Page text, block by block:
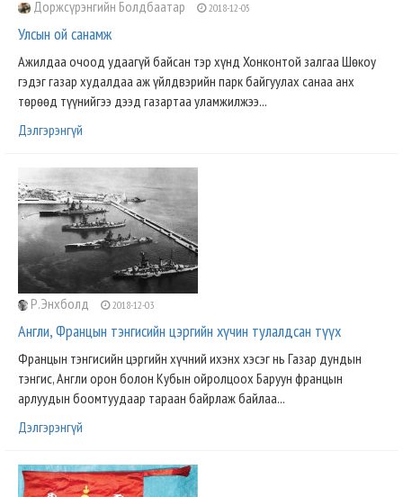
Доржсүрэнгийн Болдбаатар 2018-12-05
Улсын ой санамж
Ажилдаа очоод удаагүй байсан тэр хүнд Хонконтой залгаа Шөкоу
гэдэг газар худалдаа аж үйлдвэрийн парк байгуулах санаа анх
төрөөд түүнийгээ дээд газартаа уламжилжээ...
Дэлгэрэнгүй
Р.Энхболд 2018-12-03
Англи, Францын тэнгисийн цэргийн хүчин тулалдсан түүх
Францын тэнгисийн цэргийн хүчний ихэнх хэсэг нь Газар дундын
тэнгис, Англи орон болон Кубын ойролцоох Баруун францын
арлуудын боомтуудаар тараан байрлаж байлаа...
Дэлгэрэнгүй